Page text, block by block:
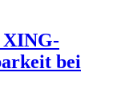
XING-
bei